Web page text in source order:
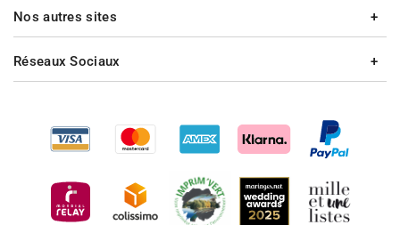
Nos autres sites
Réseaux Sociaux